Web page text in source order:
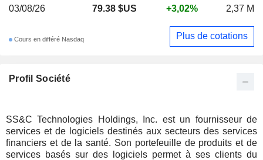
Profil Société
SS&C Technologies Holdings, Inc. est un fournisseur de
services et de logiciels destinés aux secteurs des services
financiers et de la santé. Son portefeuille de produits et de
services basés sur des logiciels permet à ses clients du
03/08/26
79.38 $US +3,02% 2,37 M
Cours en différé Nasdaq Plus de cotations